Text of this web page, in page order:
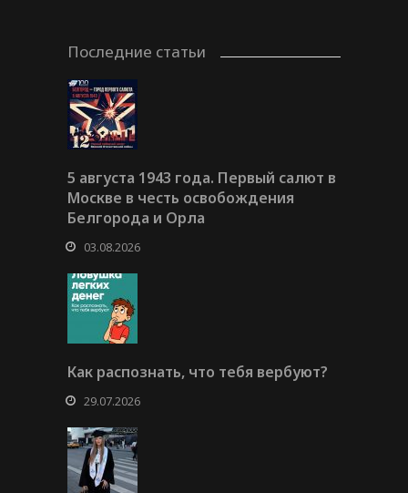
Последние статьи
5 августа 1943 года. Первый салют в
Москве в честь освобождения
Белгорода и Орла
03.08.2026
Как распознать, что тебя вербуют?
29.07.2026